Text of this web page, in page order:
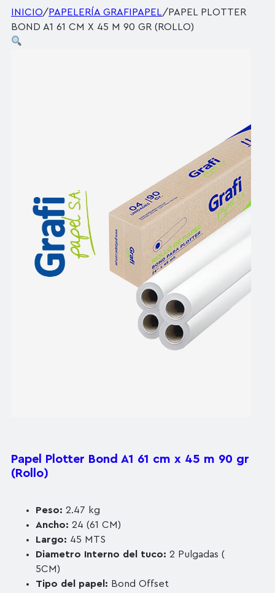
INICIO/ PAPELERÍA GRAFIPAPEL/ PAPEL PLOTTER
BOND A1 61 CM X 45 M 90 GR (ROLLO)
Papel Plotter Bond A1 61 cm x 45 m 90 gr
(Rollo)
Peso: 2.47 kg
Ancho: 24 (61 CM)
Largo: 45 MTS
Diametro Interno del tuco: 2 Pulgadas (
5CM)
Tipo del papel: Bond Offset